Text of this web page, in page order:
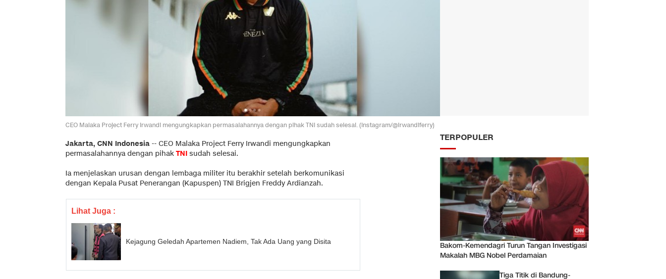
CEO Malaka Project Ferry Irwandi mengungkapkan permasalahannya dengan pihak TNI sudah selesai. (Instagram/@irwandiferry)
Jakarta, CNN Indonesia -- CEO Malaka Project Ferry Irwandi mengungkapkan
permasalahannya dengan pihak TNI sudah selesai.
Ia menjelaskan urusan dengan lembaga militer itu berakhir setelah berkomunikasi
dengan Kepala Pusat Penerangan (Kapuspen) TNI Brigjen Freddy Ardianzah.
Lihat Juga :
Kejagung Geledah Apartemen Nadiem, Tak Ada Uang yang Disita
TERPOPULER
Bakom-Kemendagri Turun Tangan Investigasi
Makalah MBG Nobel Perdamaian
Tiga Titik di Bandung-